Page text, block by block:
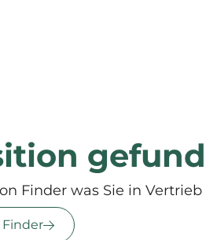
Finder was Sie in
Finder